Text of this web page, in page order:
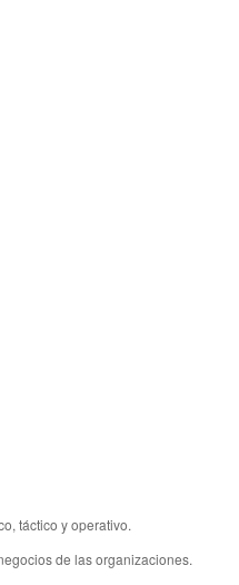
táctico y operativo.
de las organizaciones.